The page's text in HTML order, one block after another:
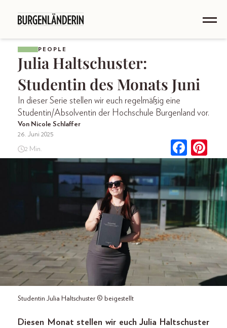
PEOPLE
Julia Haltschuster:
Studentin des Monats Juni
In dieser Serie stellen wir euch regelmäßig eine
Studentin/Absolventin der Hochschule Burgenland vor.
Von Nicole Schlaffer
26. Juni 2025
2 Min.
Studentin Julia Haltschuster © beigestellt
Diesen Monat stellen wir euch Julia Haltschuster